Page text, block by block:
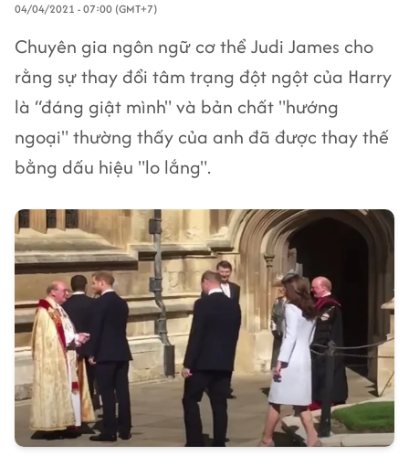
04/04/2021 - 07:00 (GMT+7)
Chuyên gia ngôn ngữ cơ thể Judi James cho
rằng sự thay đổi tâm trạng đột ngột của Harry
là “đáng giật mình" và bản chất "hướng
ngoại" thường thấy của anh đã được thay thế
bằng dấu hiệu "lo lắng".